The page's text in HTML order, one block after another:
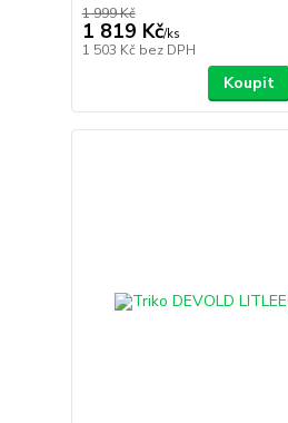
1 999 Kč
1 819 Kč/ks
1 503 Kč bez DPH
Koupit